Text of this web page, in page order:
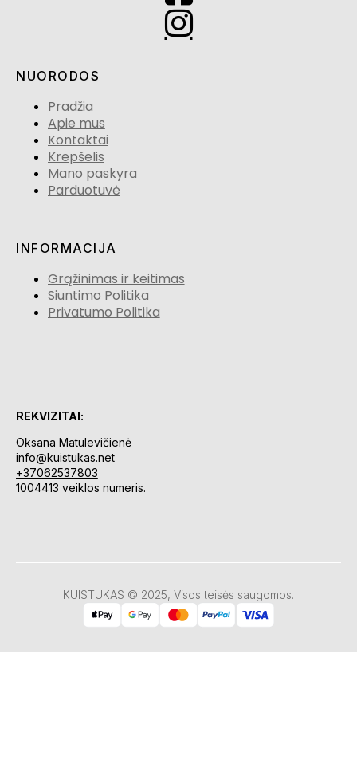
NUORODOS
Pradžia
Apie mus
Kontaktai
Krepšelis
Mano paskyra
Parduotuvė
INFORMACIJA
Grąžinimas ir keitimas
Siuntimo Politika
Privatumo Politika
REKVIZITAI:
Oksana Matulevičienė
info@kuistukas.net
+37062537803
1004413 veiklos numeris.
KUISTUKAS © 2025, Visos teisės saugomos.